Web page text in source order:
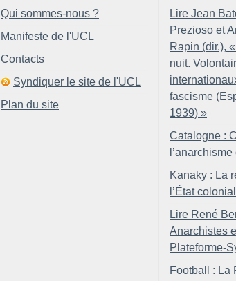
Qui sommes-nous ?
Manifeste de l'UCL
Contacts
Syndiquer le site de l'UCL
Plan du site
Lire Jean
Prezioso et
Rapin (dir.), «
nuit.
fascisme
1939) »
Catalogne :
Kanaky : La
l’État
Lire René
Anarchistes
Plateforme-
Football : La